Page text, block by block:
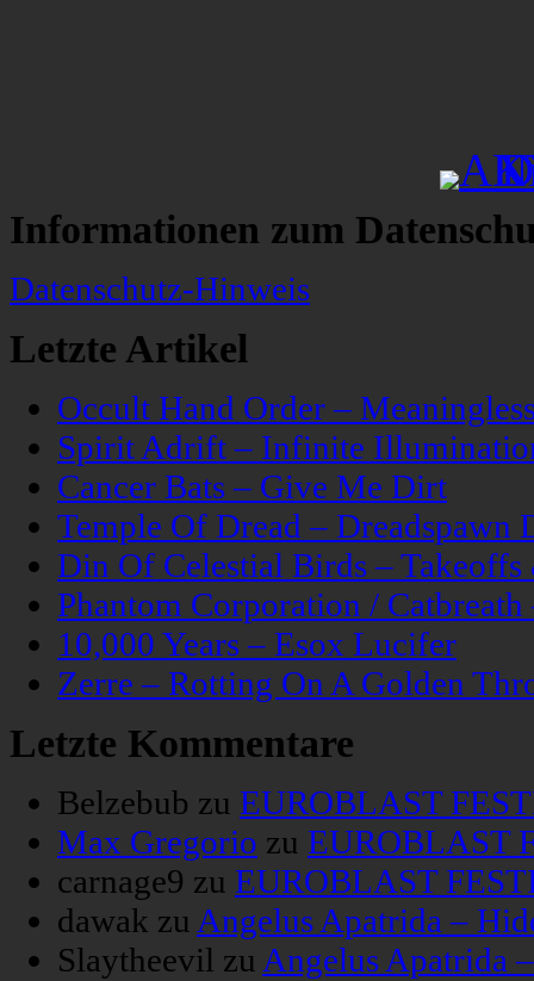
Informationen zum
Datenschutz-Hinweis
Letzte Artikel
Occult Hand Order –
Spirit Adrift – Infinite
Cancer Bats – Give Me Dirt
Temple Of Dread – Dreadspawn
Din Of Celestial Birds –
Phantom Corporation /
10,000 Years – Esox Lucifer
Zerre – Rotting On A Golden
Letzte Kommentare
Belzebub zu EUROBLAST
Max Gregorio zu EUROBLAST
carnage9 zu EUROBLAST
dawak zu Angelus Apatrida –
Slaytheevil zu Angelus Apatrida